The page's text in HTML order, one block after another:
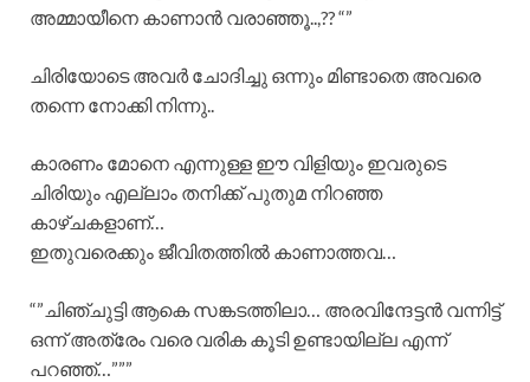
അമ്മായീനെ കാണാൻ വരാഞ്ഞൂ..,?? “”
ചിരിയോടെ അവർ ചോദിച്ചു ഒന്നും മിണ്ടാതെ അവരെ
തന്നെ നോക്കി നിന്നു..
കാരണം മോനെ എന്നുള്ള ഈ വിളിയും ഇവരുടെ
ചിരിയും എല്ലാം തനിക്ക് പുതുമ നിറഞ്ഞ
കാഴ്ചകളാണ്…
ഇതുവരെക്കും ജീവിതത്തിൽ കാണാത്തവ…
“”ചിഞ്ചുട്ടി ആകെ സങ്കടത്തിലാ… അരവിന്ദേട്ടൻ വന്നിട്ട്
ഒന്ന് അത്രേം വരെ വരിക കൂടി ഉണ്ടായില്ല എന്ന്
പറഞ്ഞ്…”””